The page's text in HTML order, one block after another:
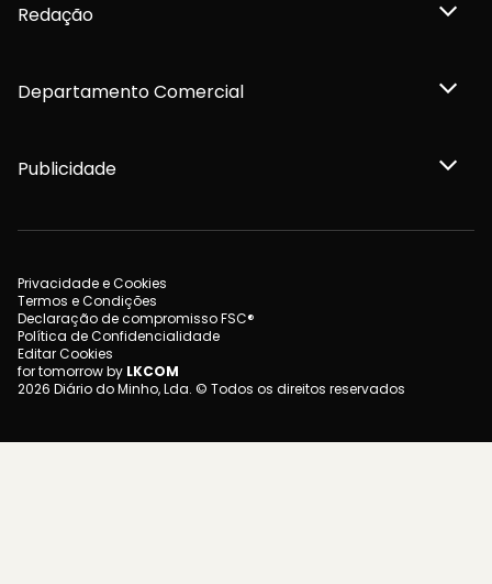
Redação
Departamento Comercial
Publicidade
Privacidade e Cookies
Termos e Condições
Declaração de compromisso FSC®
Política de Confidencialidade
Editar Cookies
for tomorrow by LKCOM
2026 Diário do Minho, Lda. © Todos os direitos reservados